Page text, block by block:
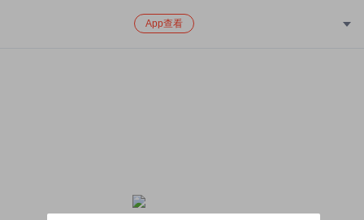
App查看